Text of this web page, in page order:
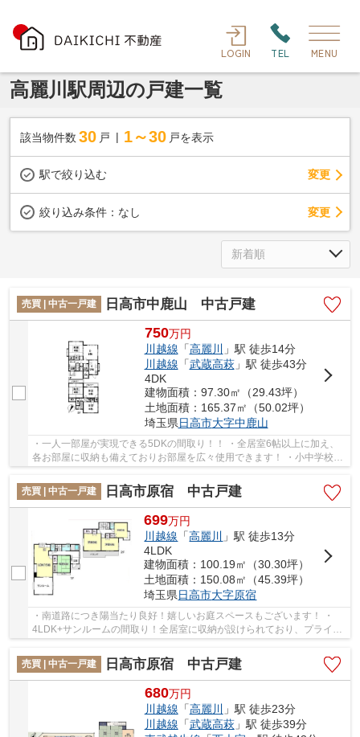
LOGIN TEL MENU
高麗川駅周辺の戸建一覧
該当物件数 30 戸 1～30 戸を表示
駅で絞り込む 変更
絞り込み条件： なし 変更
売買 | 中古一戸建 日高市中鹿山 中古戸建
750万円
川越線 「高麗川 」駅 徒歩14分
川越線 「武蔵高萩」駅 徒歩43分
4DK
建物面積：97.30㎡（29.43坪）
土地面積：165.37㎡（50.02坪）
埼玉県日高市大字中鹿山
・一人一部屋が実現できる5DKの間取り！！ ・全居室6帖以上に加え、
各お部屋に収納も備えておりお部屋を広々使用できます！ ・小中学校ま
で徒歩10分！お子様の通学も安心です♪ 経験豊...
売買 | 中古一戸建
日高市原宿 中古戸建
699万円
川越線 「高麗川
」駅 徒歩13分
4LDK
建物面積：100.19㎡（30.30坪）
土地面積：150.08㎡（45.39坪）
埼玉県日高市大字原宿
・南道路につき陽当たり良好！嬉しいお庭スペースもございます！ ・
4LDK+サンルームの間取り！全居室に収納が設けられており、プライベ
売買 | 中古一戸建
日高市原宿 中古戸建
680万円
川越線 「高麗川
」駅 徒歩23分
川越線 「武蔵高萩」駅 徒歩39分